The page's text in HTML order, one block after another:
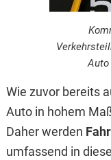
Auto
Wie zuvor bereits
Auto in hohem
Daher werden
umfassend in